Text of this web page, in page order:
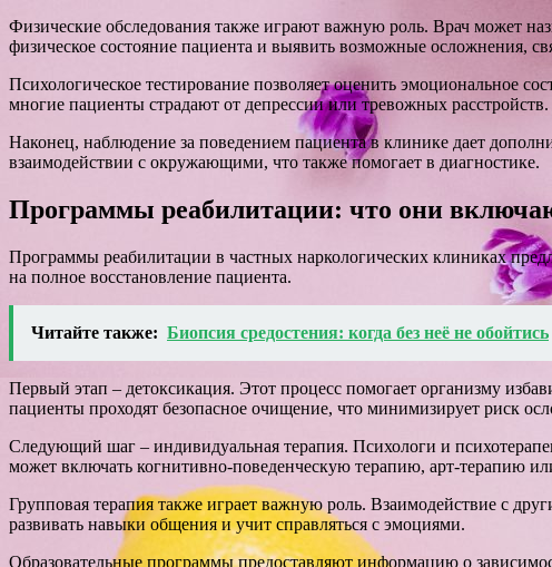
Физические обследования также играют важную роль. Врач может
физическое состояние пациента и выявить возможные осложнения,
Психологическое тестирование позволяет оценить эмоциональное
многие пациенты страдают от депрессии или тревожных расстройств.
Наконец, наблюдение за поведением пациента в клинике дает
взаимодействии с окружающими, что также помогает в диагностике.
Программы реабилитации: что они
Программы реабилитации в частных наркологических клиниках
на полное восстановление пациента.
Читайте также: Биопсия средостения: когда без неё не обойтись
Первый этап – детоксикация. Этот процесс помогает организму
пациенты проходят безопасное очищение, что минимизирует риск
Следующий шаг – индивидуальная терапия. Психологи и
может включать когнитивно-поведенческую терапию, арт-терапию
Групповая терапия также играет важную роль. Взаимодействие с
развивать навыки общения и учит справляться с эмоциями.
Образовательные программы предоставляют информацию о